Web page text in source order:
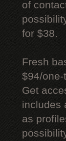
of
for $38.
Fresh
$94/one-
Get
includes
as